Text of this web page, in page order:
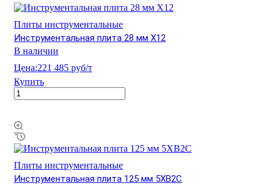
Плиты инструментальные
Инструментальная плита 28 мм Х12
В наличии
Цена:221 485 руб/т
Купить
Плиты инструментальные
Инструментальная плита 125 мм 5ХВ2С